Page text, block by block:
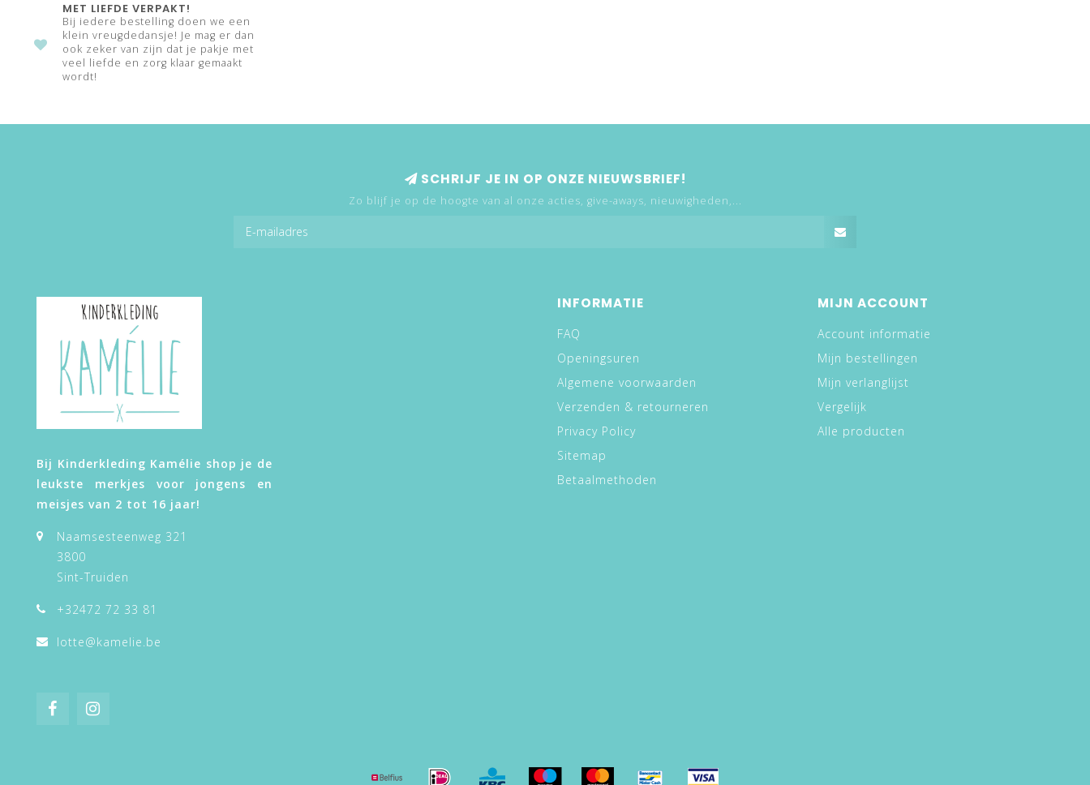
MET LIEFDE VERPAKT!
Bij iedere bestelling doen we een
klein vreugdedansje! Je mag er dan
ook zeker van zijn dat je pakje met
veel liefde en zorg klaar gemaakt
wordt!
SCHRIJF JE IN OP ONZE NIEUWSBRIEF!
Zo blijf je op de hoogte van al onze acties, give-aways, nieuwigheden,...
Bij Kinderkleding Kamélie shop je de
leukste merkjes voor jongens en
meisjes van 2 tot 16 jaar!
Naamsesteenweg 321
3800
Sint-Truiden
+32472 72 33 81
lotte@kamelie.be
INFORMATIE
FAQ
Openingsuren
Algemene voorwaarden
Verzenden & retourneren
Privacy Policy
Sitemap
Betaalmethoden
MIJN ACCOUNT
Account informatie
Mijn bestellingen
Mijn verlanglijst
Vergelijk
Alle producten